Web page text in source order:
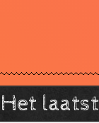
Het